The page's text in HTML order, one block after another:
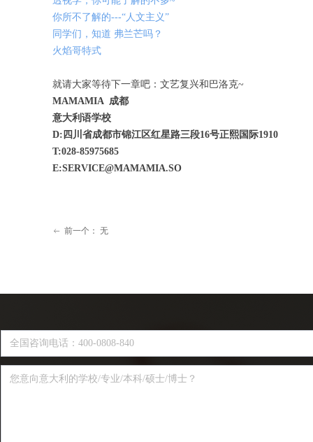
你所不了解的---“人文主义”
同学们，知道 弗兰芒吗？
火焰哥特式
就请大家等待下一章吧：文艺复兴和巴洛克~
MAMAMIA 成都
意大利语学校
D:四川省成都市锦江区红星路三段16号正熙国际1910
T:028-85975685
E:SERVICE@MAMAMIA.SO
ꂃ 前一个： 无